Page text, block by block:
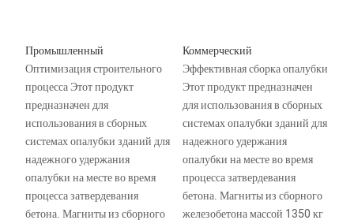
Промышленный
Оптимизация строительного
процесса Этот продукт
предназначен для
использования в сборных
системах опалубки зданий для
надежного удержания
опалубки на месте во время
процесса затвердевания
бетона. Магниты из сборного
Коммерческий
Эффективная сборка опалубки
Этот продукт предназначен
для использования в сборных
системах опалубки зданий для
надежного удержания
опалубки на месте во время
процесса затвердевания
бетона. Магниты из сборного
железобетона массой 1350 кг